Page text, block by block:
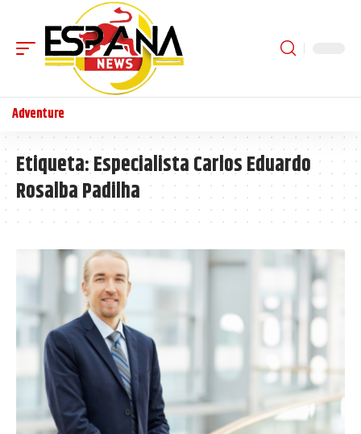
Adventure
Etiqueta:Especialista Carlos Eduardo
Rosalba Padilha